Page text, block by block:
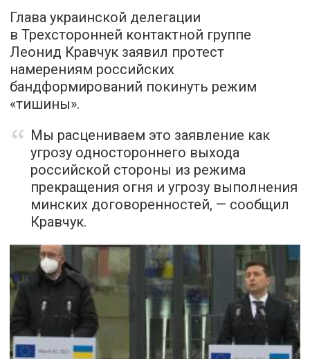
Глава украинской делегации
в Трехсторонней контактной группе
Леонид Кравчук заявил протест
намерениям российских
бандформирований покинуть режим
«тишины».
Мы расцениваем это заявление как
угрозу одностороннего выхода
российской стороны из режима
прекращения огня и угрозу выполнения
минских договоренностей, — сообщил
Кравчук.